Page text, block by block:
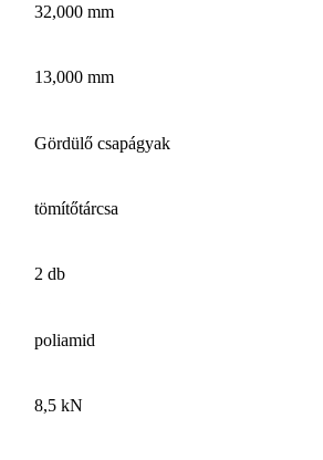
32,000 mm
13,000 mm
Gördülő csapágyak
tömítőtárcsa
2 db
poliamid
8,5 kN